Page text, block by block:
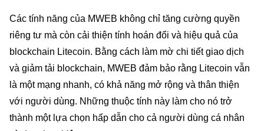
Các tính năng của MWEB không chỉ tăng cường quyền
riêng tư mà còn cải thiện tính hoán đổi và hiệu quả của
blockchain Litecoin. Bằng cách làm mờ chi tiết giao dịch
và giảm tải blockchain, MWEB đảm bảo rằng Litecoin vẫn
là một mạng nhanh, có khả năng mở rộng và thân thiện
với người dùng. Những thuộc tính này làm cho nó trở
thành một lựa chọn hấp dẫn cho cả người dùng cá nhân